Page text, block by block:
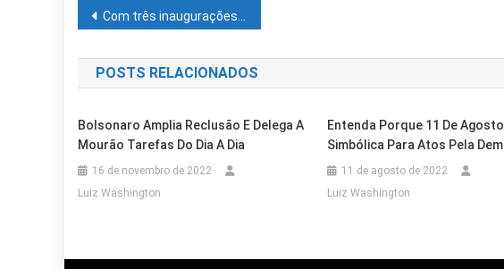
Navegação
de
Post
Com três inaugurações em menos de dois meses, Santander reforça estratégia de expansão na Bahia
POSTS RELACIONADOS
Bolsonaro Amplia Reclusão E Delega A
Mourão Tarefas Do Dia A Dia
16 de novembro de 2022
Luiz Washington
Entenda Porque 11 De
Simbólica Para Atos Pela
11 de agosto de 2022
Luiz Washington
Prefeitura De Juazeiro Entrega Segunda Etapa